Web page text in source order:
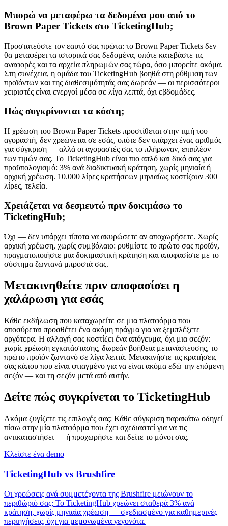
Μπορώ να μεταφέρω τα δεδομένα μου από το
Brown Paper Tickets στο TicketingHub;
Προστατεύστε τον εαυτό σας πρώτα: το Brown Paper Tickets δεν
θα μεταφέρει τα ιστορικά σας δεδομένα, οπότε κατεβάστε τις
αναφορές και τα αρχεία πληρωμών σας τώρα, όσο μπορείτε ακόμα.
Στη συνέχεια, η ομάδα του TicketingHub βοηθά στη ρύθμιση των
προϊόντων και της διαθεσιμότητάς σας δωρεάν — οι περισσότεροι
χειριστές είναι ενεργοί μέσα σε λίγα λεπτά, όχι εβδομάδες.
Πώς συγκρίνονται τα κόστη;
Η χρέωση του Brown Paper Tickets προστίθεται στην τιμή του
αγοραστή, δεν χρεώνεται σε εσάς, οπότε δεν υπάρχει ένας αριθμός
για σύγκριση — αλλά οι αγοραστές σας το πλήρωναν, επιπλέον
των τιμών σας. Το TicketingHub είναι πιο απλό και δικό σας για
προϋπολογισμό: 3% ανά διαδικτυακή κράτηση, χωρίς μηνιαία ή
αρχική χρέωση. 10.000 λίρες κρατήσεων μηνιαίως κοστίζουν 300
λίρες, τελεία.
Χρειάζεται να δεσμευτώ πριν δοκιμάσω το
TicketingHub;
Όχι — δεν υπάρχει τίποτα να ακυρώσετε αν αποχωρήσετε. Χωρίς
αρχική χρέωση, χωρίς συμβόλαιο: ρυθμίστε το πρώτο σας προϊόν,
πραγματοποιήστε μια δοκιμαστική κράτηση και αποφασίστε με το
σύστημα ζωντανά μπροστά σας.
Μετακινηθείτε πριν αποφασίσει η
χαλάρωση για εσάς
Κάθε εκδήλωση που καταχωρείτε σε μια πλατφόρμα που
αποσύρεται προσθέτει ένα ακόμη πράγμα για να ξεμπλέξετε
αργότερα. Η αλλαγή σας κοστίζει ένα απόγευμα, όχι μια σεζόν:
χωρίς χρέωση εγκατάστασης, δωρεάν βοήθεια μετανάστευσης, το
πρώτο προϊόν ζωντανό σε λίγα λεπτά. Μετακινήστε τις κρατήσεις
σας κάπου που είναι φτιαγμένο για να είναι ακόμα εδώ την επόμενη
σεζόν — και τη σεζόν μετά από αυτήν.
Δείτε πώς συγκρίνεται το TicketingHub
Ακόμα ζυγίζετε τις επιλογές σας; Κάθε σύγκριση παρακάτω οδηγεί
πίσω στην μία πλατφόρμα που έχει σχεδιαστεί για να τις
αντικαταστήσει — ή προχωρήστε και δείτε το μόνοι σας.
Κλείστε ένα demo
TicketingHub vs Brushfire
Οι χρεώσεις ανά συμμετέχοντα της Brushfire μειώνουν το
περιθώριό σας; Το TicketingHub χρεώνει σταθερά 3% ανά
κράτηση, χωρίς μηνιαία χρέωση — σχεδιασμένο για καθημερινές
περιηγήσεις, όχι για μεμονωμένα γεγονότα.